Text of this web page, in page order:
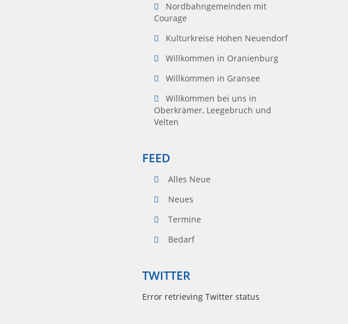
Nordbahngemeinden mit
Courage
Kulturkreise Hohen Neuendorf
Willkommen in Oranienburg
Willkommen in Gransee
Willkommen bei uns in
Oberkrämer, Leegebruch und
Velten
FEED
Alles Neue
Neues
Termine
Bedarf
TWITTER
Error retrieving Twitter status